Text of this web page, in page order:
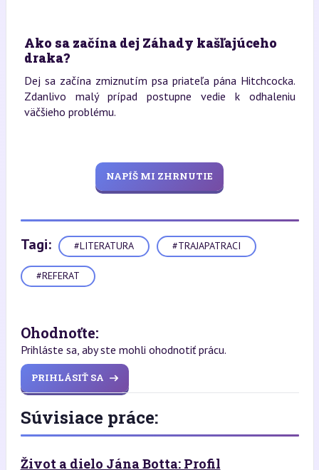
Ako sa začína dej Záhady kašľajúceho
draka?
Dej sa začína zmiznutím psa priateľa pána Hitchcocka.
Zdanlivo malý prípad postupne vedie k odhaleniu
väčšieho problému.
NAPÍŠ MI ZHRNUTIE
Tagi: #LITERATURA #TRAJAPATRACI
#REFERAT
Ohodnoťte:
Prihláste sa, aby ste mohli ohodnotiť prácu.
PRIHLÁSIŤ SA
Súvisiace práce:
Život a dielo Jána Botta: Profil